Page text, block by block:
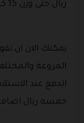
.
يمكنك الان ان
المروعة
الدفع عند
خمسه ريال